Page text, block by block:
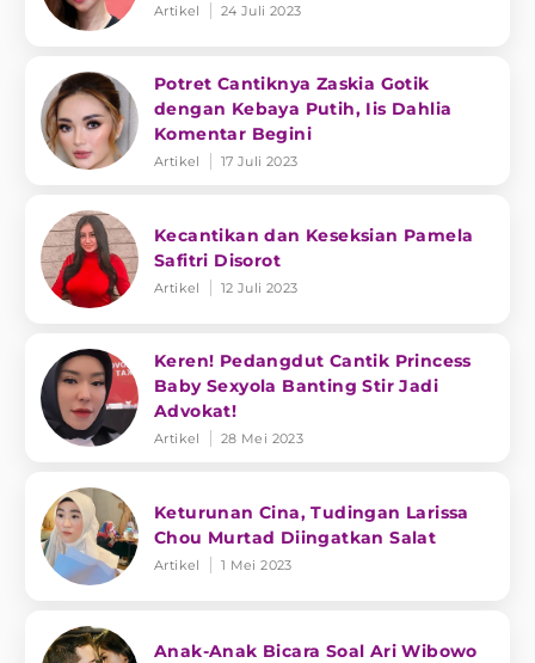
Artikel 24 Juli 2023
Potret Cantiknya Zaskia Gotik
dengan Kebaya Putih, Iis Dahlia
Komentar Begini
Artikel 17 Juli 2023
Kecantikan dan Keseksian Pamela
Safitri Disorot
Artikel 12 Juli 2023
Keren! Pedangdut Cantik Princess
Baby Sexyola Banting Stir Jadi
Advokat!
Artikel 28 Mei 2023
Keturunan Cina, Tudingan Larissa
Chou Murtad Diingatkan Salat
Artikel 1 Mei 2023
Anak-Anak Bicara Soal Ari Wibowo